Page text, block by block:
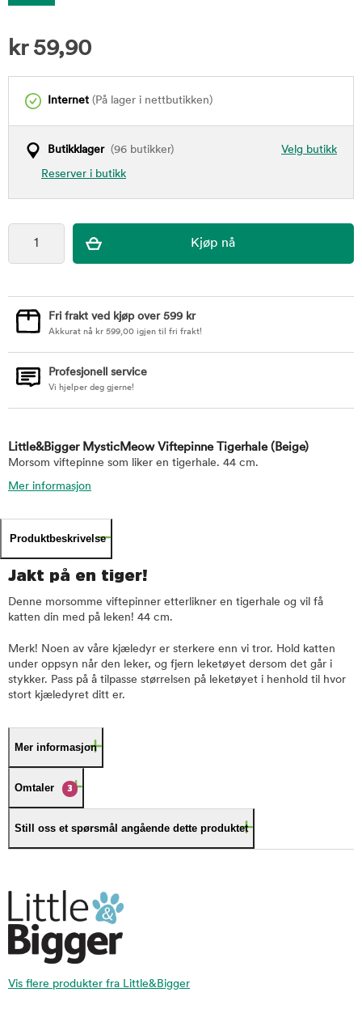
kr 59,90
Internet (På lager i nettbutikken)
Velg butikk
Butikklager(96 butikker)
Reserver i butikk
Fri frakt ved kjøp over 599 kr
Akkurat nå kr 599,00 igjen til fri frakt!
Profesjonell service
Vi hjelper deg gjerne!
Little&Bigger MysticMeow Viftepinne Tigerhale (Beige)
Morsom viftepinne som liker en tigerhale. 44 cm.
Mer informasjon
Produktbeskrivelse
Jakt på en tiger!
Denne morsomme viftepinner etterlikner en tigerhale og vil få
katten din med på leken! 44 cm.
Merk! Noen av våre kjæledyr er sterkere enn vi tror. Hold katten
under oppsyn når den leker, og fjern leketøyet dersom det går i
stykker. Pass på å tilpasse størrelsen på leketøyet i henhold til hvor
stort kjæledyret ditt er.
Mer informasjon
Omtaler 3
Still oss et spørsmål angående dette produktet
Vis flere produkter fra Little&Bigger